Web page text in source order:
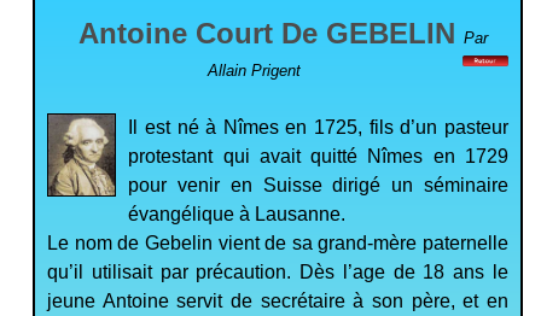
Antoine Court De GEBELIN Par
Allain Prigent
Il est né à Nîmes en 1725, fils d’un pasteur
protestant qui avait quitté Nîmes en 1729
pour venir en Suisse dirigé un séminaire
évangélique à Lausanne.
Le nom de Gebelin vient de sa grand-mère paternelle
qu’il utilisait par précaution. Dès l’age de 18 ans le
jeune Antoine servit de secrétaire à son père, et en